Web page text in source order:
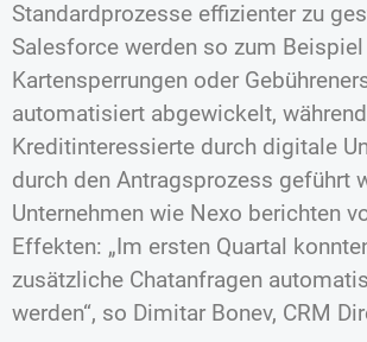
Standardprozesse effizienter zu
Salesforce werden so zum Beispiel
Kartensperrungen oder
automatisiert abgewickelt, während
Kreditinteressierte durch digitale
durch den Antragsprozess geführt
Unternehmen wie Nexo berichten
Effekten: „Im ersten Quartal
zusätzliche Chatanfragen
werden“, so Dimitar Bonev, CRM